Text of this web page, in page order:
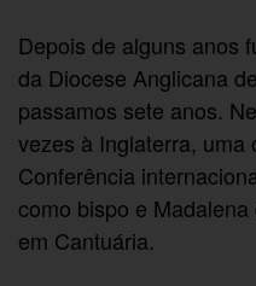
Depois de alguns anos
da Diocese Anglicana
passamos sete anos.
vezes à Inglaterra, uma
Conferência
como bispo e Madalena
em Cantuária.